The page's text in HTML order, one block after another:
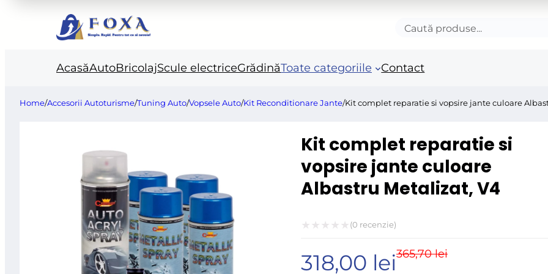
Caută
AcasăAutoBricolajScule electriceGrădinăToate categoriile
Camioane și remorci
Unelte de vopsit si
tencuit
Pistoale si sisteme de
gaz
Contact
Home/Accesorii Autoturisme/Tuning Auto/Vopsele Auto/Kit Reconditionare Jante/Kit complet reparatie si vopsire jante culoare
Kit complet reparatie si
vopsire jante culoare
Albastru Metalizat, V4
la
(0 recenzie)
365,70leiPrețul
318,00 lei
Prețul